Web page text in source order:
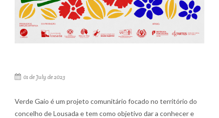
01 de July de 2023
Verde Gaio é um projeto comunitário focado no território do
concelho de Lousada e tem como objetivo dar a conhecer e